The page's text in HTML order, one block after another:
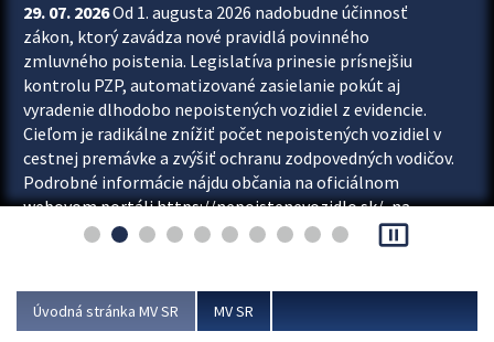
29. 07. 2026Od 1. augusta 2026 nadobudne účinnosť
zákon, ktorý zavádza nové pravidlá povinného
zmluvného poistenia. Legislatíva prinesie prísnejšiu
kontrolu PZP, automatizované zasielanie pokút aj
vyradenie dlhodobo nepoistených vozidiel z evidencie.
Cieľom je radikálne znížiť počet nepoistených vozidiel v
cestnej premávke a zvýšiť ochranu zodpovedných vodičov.
Podrobné informácie nájdu občania na oficiálnom
webovom portáli https://nepoistenevozidlo.sk/, na
ktorom od augusta pribudne aj možnosť overiť si...
pause_presentation
Úvodná stránka MV SR MV SR